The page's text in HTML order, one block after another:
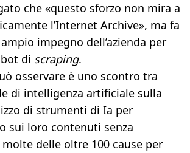
che «questo sforzo non mira a
l’Internet Archive», ma fa
impegno dell’azienda per
di scraping.
osservare è uno scontro tra
di intelligenza artificiale sulla
di strumenti di Ia per
sui loro contenuti senza
delle oltre 100 cause per